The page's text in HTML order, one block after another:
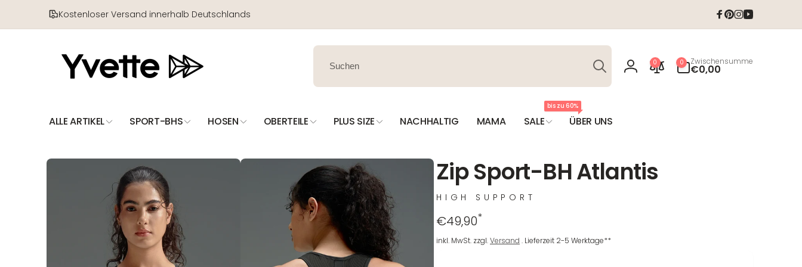
Kostenloser Versand innerhalb Deutschlands Facebook
Pinterest
Instagram
YouTube
Suchen
Einloggen
0 0
Artikel
Zwischensumme
€0,00
ALLE ARTIKEL SPORT-BHS HOSEN OBERTEILE PLUS SIZE NACHHALTIG MAMA SALE
bis zu 60%
ÜBER UNS
Produktinformationen
Zip Sport-BH Atlantis
HIGH SUPPORT
Regulärer
Preis
€49,90*
inkl. MwSt. zzgl.Versand . Lieferzeit 2-5 Werktage**